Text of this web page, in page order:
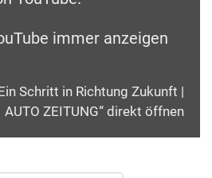
immer anzeigen
Schritt in Richtung Zukunft |
AUTO ZEITUNG“ direkt öffnen